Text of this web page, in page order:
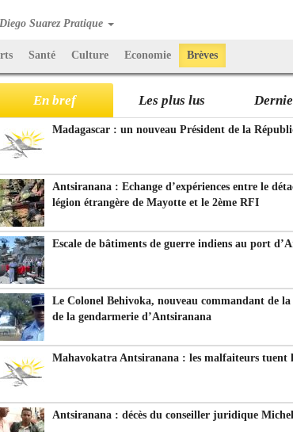
Diego Suarez Pratique
Santé Culture Economie Brèves
En bref Les plus lus
Madagascar : un nouveau Président de la
Antsiranana : Echange d’expériences entre le
légion étrangère de Mayotte et le 2ème RFI
Escale de bâtiments de guerre indiens au port
Le Colonel Behivoka, nouveau commandant de
de la gendarmerie d’Antsiranana
Mahavokatra Antsiranana : les malfaiteurs tuent
Antsiranana : décès du conseiller juridique